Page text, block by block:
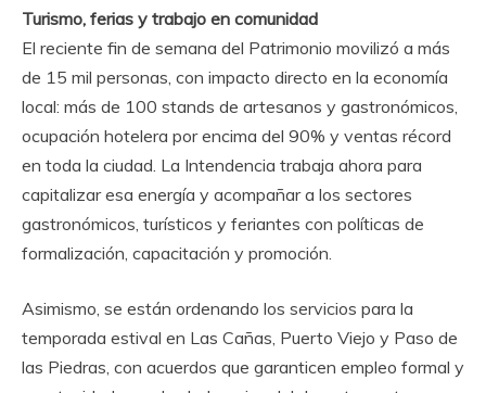
Turismo, ferias y trabajo en comunidad
El reciente fin de semana del Patrimonio movilizó a más
de 15 mil personas, con impacto directo en la economía
local: más de 100 stands de artesanos y gastronómicos,
ocupación hotelera por encima del 90% y ventas récord
en toda la ciudad. La Intendencia trabaja ahora para
capitalizar esa energía y acompañar a los sectores
gastronómicos, turísticos y feriantes con políticas de
formalización, capacitación y promoción.
Asimismo, se están ordenando los servicios para la
temporada estival en Las Cañas, Puerto Viejo y Paso de
las Piedras, con acuerdos que garanticen empleo formal y